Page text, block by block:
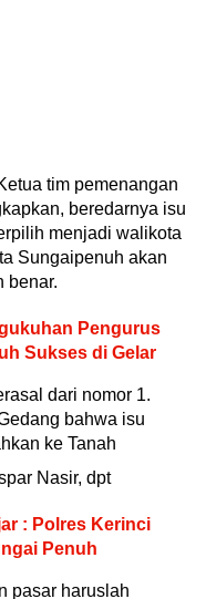
tim pemenangan
beredarnya isu
menjadi walikota
Sungaipenuh akan
benar.
Pengurus
Sukses di Gelar
dari nomor 1.
bahwa isu
ke Tanah
Nasir, dpt
: Polres Kerinci
Penuh
pasar haruslah